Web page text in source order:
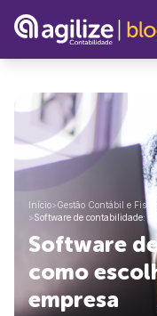
Início>Gestão Contábil e
>Software de contabilidade:
Software
como
empresa